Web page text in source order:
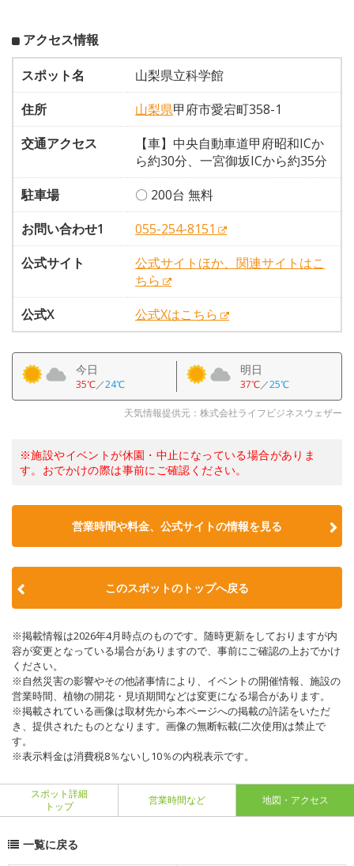
アクセス情報
スポット名
山梨県立科学館
住所
山梨県甲府市愛宕町358-1
交通アクセス
【車】中央自動車道甲府昭和ICか
ら約30分、一宮御坂ICから約35分
駐車場
〇 200台 無料
お問い合わせ1
055-254-8151
公式サイト
公式サイトほか、関連サイトはこ
ちら
公式X
公式Xはこちら
今日
35℃／24℃
明日
37℃／25℃
天気情報提供元：株式会社ライフビジネスウェザー
※施設やイベントが休園・中止になっている場合がありま
す。おでかけの際は事前にご確認ください。
営業時間や料金、公式サイトの情報を見る
このスポットのトップへ戻る
※掲載情報は2026年4月時点のものです。随時更新をしておりますが内
容が変更となっている場合がありますので、事前にご確認の上おでかけ
ください。
※自然災害の影響やその他諸事情により、イベントの開催情報、施設の
営業時間、植物の開花・見頃期間などは変更になる場合があります。
※掲載されている画像は取材先から本ページへの掲載の許諾をいただ
き、提供されたものとなります。画像の無断転載(二次使用)は禁止で
す。
※表示料金は消費税8％ないし10％の内税表示です。
スポット詳細
トップ
営業時間など 地図・アクセス
一覧に戻る